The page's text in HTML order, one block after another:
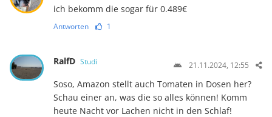
ich bekomm die sogar für 0.489€
Antworten 1
RalfD Studi 21.11.2024, 12:55
Soso, Amazon stellt auch Tomaten in Dosen her?
Schau einer an, was die so alles können! Komm
heute Nacht vor Lachen nicht in den Schlaf!